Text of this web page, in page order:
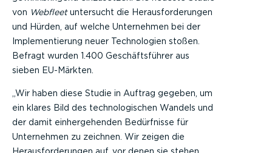
von Webfleetuntersucht die Herausforderungen
und Hürden, auf welche Unternehmen bei der
Implementierung neuer Technologien stoßen.
Befragt wurden 1.400 Geschäftsführer aus
sieben EU-Märkten.
„Wir haben diese Studie in Auftrag gegeben, um
ein klares Bild des technologischen Wandels und
der damit einhergehenden Bedürfnisse für
Unternehmen zu zeichnen. Wir zeigen die